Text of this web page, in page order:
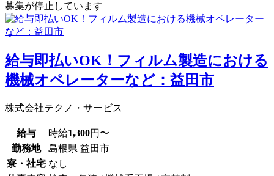
募集が停止しています
給与即払いOK！フィルム製造における
機械オペレーターなど：益田市
株式会社テクノ・サービス
給与 時給1,300円〜
勤務地
島根県 益田市
寮・社宅 なし